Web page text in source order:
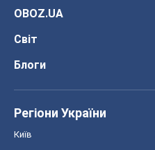
OBOZ.UA
Світ
Блоги
Регіони України
Київ